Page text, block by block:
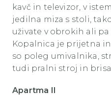
kavč in televizor, v
jedilna miza s stoli,
uživate v obrokih ali
Kopalnica je prijetna
so poleg umivalnika,
tudi pralni stroj in
Apartma II